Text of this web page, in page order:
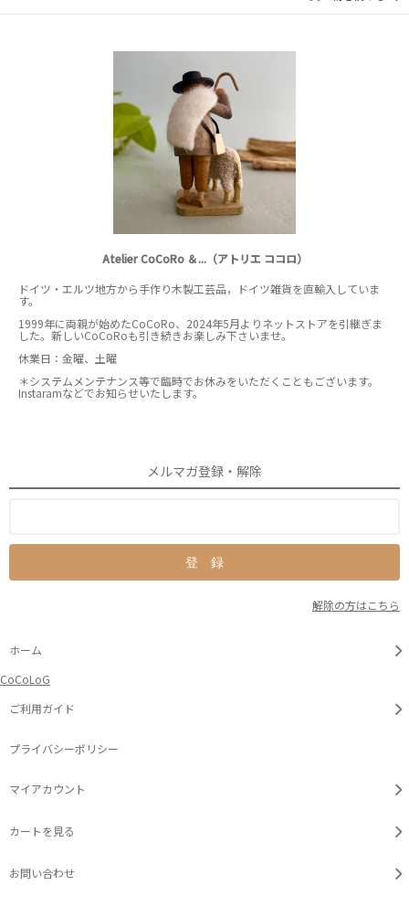
Atelier CoCoRo ＆...（アトリエ ココロ）
ドイツ・エルツ地方から手作り木製工芸品，ドイツ雑貨を直輸入していま
す。
1999年に両親が始めたCoCoRo、2024年5月よりネットストアを引継ぎま
した。新しいCoCoRoも引き続きお楽しみ下さいませ。
休業日：金曜、土曜
＊システムメンテナンス等で臨時でお休みをいただくこともございます。
Instaramなどでお知らせいたします。
メルマガ登録・解除
解除の方はこちら
ホーム
CoCoLoG
ご利用ガイド
プライバシーポリシー
マイアカウント
カートを見る
お問い合わせ